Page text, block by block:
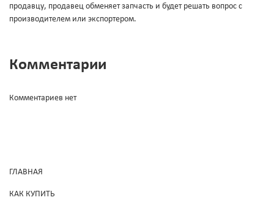
продавцу, продавец обменяет запчасть и будет решать вопрос с
производителем или экспортером.
Комментарии
Комментариев нет
ГЛАВНАЯ
КАК КУПИТЬ